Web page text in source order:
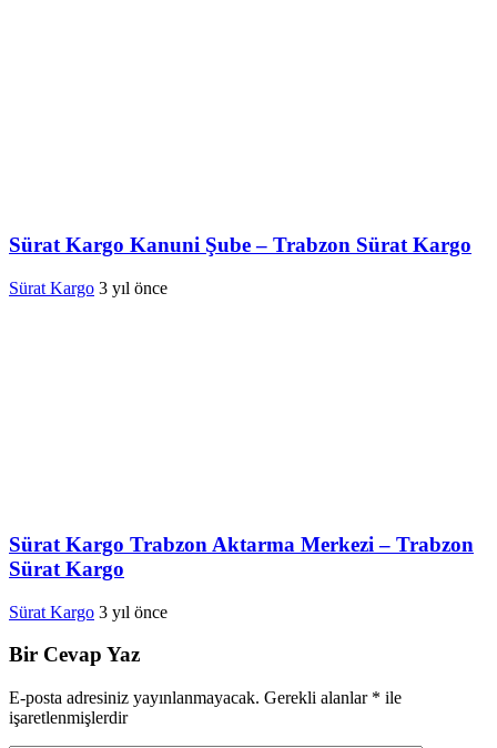
Sürat Kargo Kanuni Şube – Trabzon Sürat Kargo
Sürat Kargo 3 yıl önce
Sürat Kargo Trabzon Aktarma Merkezi – Trabzon
Sürat Kargo
Sürat Kargo 3 yıl önce
Bir Cevap Yaz
E-posta adresiniz yayınlanmayacak. Gerekli alanlar * ile
işaretlenmişlerdir